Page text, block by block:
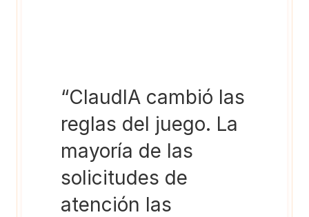
“ClaudIA cambió las
reglas del juego. La
mayoría de las
solicitudes de
atención las